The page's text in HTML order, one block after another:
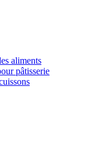
aliments
pâtisserie